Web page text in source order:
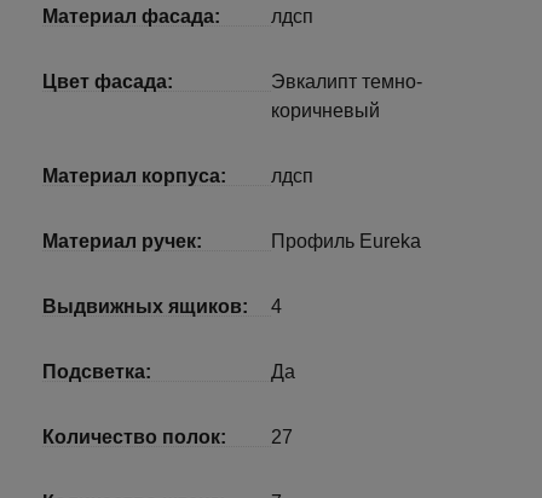
Материал фасада: лдсп
Цвет фасада:
Эвкалипт темно-
коричневый
Материал корпуса: лдсп
Материал ручек: Профиль Eureka
Выдвижных ящиков: 4
Подсветка: Да
Количество полок: 27